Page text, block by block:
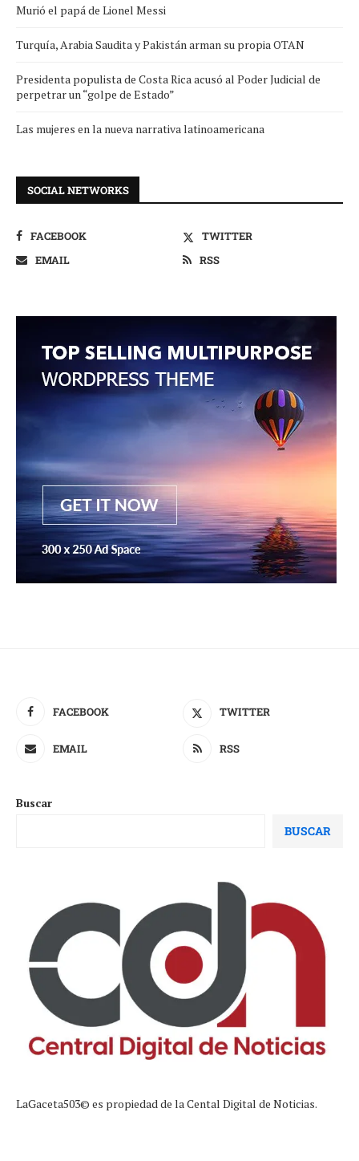
Murió el papá de Lionel Messi
Turquía, Arabia Saudita y Pakistán arman su propia OTAN
Presidenta populista de Costa Rica acusó al Poder Judicial de
perpetrar un “golpe de Estado”
Las mujeres en la nueva narrativa latinoamericana
SOCIAL NETWORKS
FACEBOOK
TWITTER
EMAIL
RSS
FACEBOOK TWITTER
EMAIL RSS
Buscar
BUSCAR
LaGaceta503© es propiedad de la Cental Digital de Noticias.